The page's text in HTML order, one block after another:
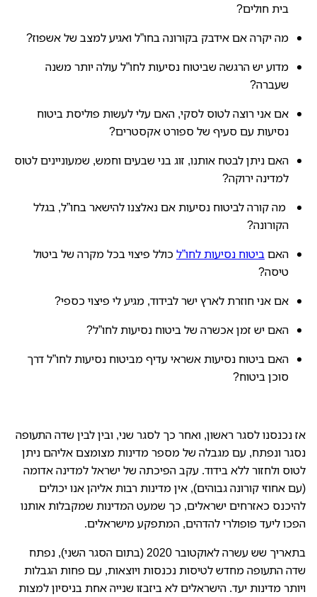
בית חולים?
מה יקרה אם אידבק בקורונה בחו”ל ואגיע למצב של אשפוז?
מדוע יש הרגשה שביטוח נסיעות לחו”ל עולה יותר משנה
שעברה?
אם אני רוצה לטוס לסקי, האם עלי לעשות פוליסת ביטוח
נסיעות עם סעיף של ספורט אקסטרים?
האם ניתן לבטח אותנו, זוג בני שבעים וחמש, שמעוניינים לטוס
למדינה ירוקה?
מה קורה לביטוח נסיעות אם נאלצנו להישאר בחו”ל, בגלל
הקורונה?
האםביטוח נסיעות לחו”לכולל פיצוי בכל מקרה של ביטול
טיסה?
אם אני חוזרת לארץ ישר לבידוד, מגיע לי פיצוי כספי?
האם יש זמן אכשרה של ביטוח נסיעות לחו”ל?
האם ביטוח נסיעות אשראי עדיף מביטוח נסיעות לחו”ל דרך
סוכן ביטוח?
אז נכנסנו לסגר ראשון, ואחר כך לסגר שני, ובין לבין שדה התעופה
נסגר ונפתח, עם מגבלה של מספר מדינות מצומצם אליהם ניתן
לטוס ולחזור ללא בידוד. עקב הפיכתה של ישראל למדינה אדומה
(עם אחוזי קורונה גבוהים), אין מדינות רבות אליהן אנו יכולים
להיכנס כאזרחים ישראלים, כך שמעט המדינות שמקבלות אותנו
הפכו ליעד פופולרי להדהים, המתפקע מישראלים.
בתאריך שש עשרה לאוקטובר 2020 (בתום הסגר השני), נפתח
שדה התעופה מחדש לטיסות נכנסות ויוצאות, עם פחות הגבלות
ויותר מדינות יעד. הישראלים לא ביזבזו שנייה אחת בניסיון למצות